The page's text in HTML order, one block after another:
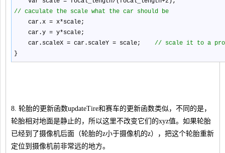
// caculate the scale what the car should be
car.x = x*scale;
car.y = y*scale;
car.scaleX = car.scaleY = scale; // scale it to a
}
8. 轮胎的更新函数updateTire和赛车的更新函数类似，不同的是，
轮胎相对地面是静止的，所以这里不改变它们的xyz值。如果轮胎
已经到了摄像机后面（轮胎的z小于摄像机的z），把这个轮胎重新
定位到摄像机前非常远的地方。